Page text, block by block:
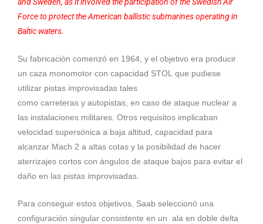
and Sweden, as it involved the participation of the Swedish Air
Force to protect the American ballistic submarines operating in
Baltic waters.
Su fabricación comenzó en 1964, y el objetivo era producir
un caza monomotor con capacidad STOL que pudiese
utilizar pistas improvisadas tales
como carreteras y autopistas, en caso de ataque nuclear a
las instalaciones militares. Otros requisitos implicaban
velocidad supersónica a baja altitud, capacidad para
alcanzar Mach 2 a altas cotas y la posibilidad de hacer
aterrizajes cortos con ángulos de ataque bajos para evitar el
daño en las pistas improvisadas.
Para conseguir estos objetivos, Saab seleccionó una
configuración singular consistente en un ala en doble delta